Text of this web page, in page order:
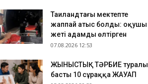
Таиландтағы мектепте
жаппай атыс болды: оқушы
жеті адамды өлтірген
07.08.2026 12:53
ЖЫНЫСТЫҚ ТӘРБИЕ туралы
басты 10 сұраққа ЖАУАП